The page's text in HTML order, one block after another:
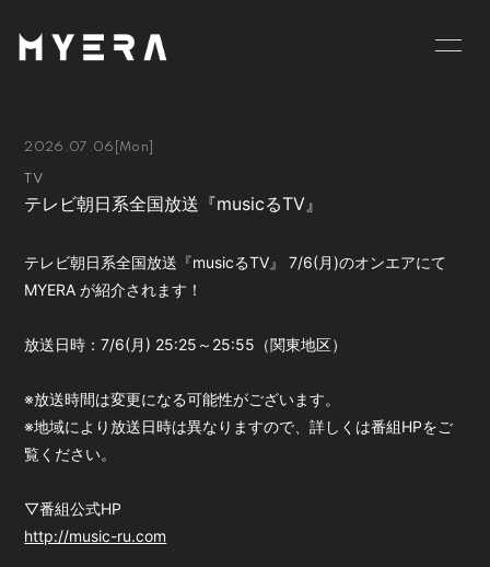
SCHEDULE
VIDEO DISCOGRAPHY
GOODS BLOG
PHOTO
お仕事のご依頼等は
会員登録
2026.07.06 [Mon]
TV
テレビ朝日系全国放送『musicるTV』
テレビ朝日系全国放送『musicるTV』 7/6(月)のオンエアにて
MYERA が紹介されます！
放送日時：7/6(月) 25:25～25:55（関東地区）
※放送時間は変更になる可能性がございます。
※地域により放送日時は異なりますので、詳しくは番組HPをご
覧ください。
▽番組公式HP
http://music-ru.com